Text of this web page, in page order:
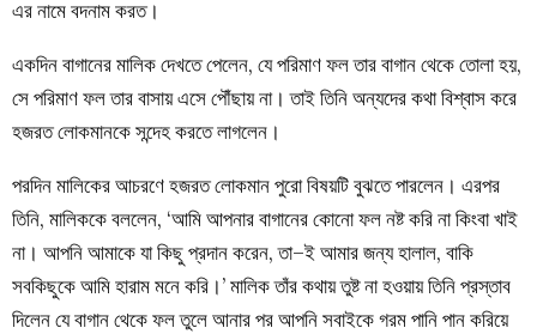
এর নামে বদনাম করত।
একদিন বাগানের মালিক দেখতে পেলেন, যে পরিমাণ ফল তার বাগান থেকে তোলা হয়,
সে পরিমাণ ফল তার বাসায় এসে পৌঁছায় না। তাই তিনি অন্যদের কথা বিশ্বাস করে
হজরত লোকমানকে সন্দেহ করতে লাগলেন।
পরদিন মালিকের আচরণে হজরত লোকমান পুরো বিষয়টি বুঝতে পারলেন। এরপর
তিনি, মালিককে বললেন, ‘আমি আপনার বাগানের কোনো ফল নষ্ট করি না কিংবা খাই
না। আপনি আমাকে যা কিছু প্রদান করেন, তা–ই আমার জন্য হালাল, বাকি
সবকিছুকে আমি হারাম মনে করি।’ মালিক তাঁর কথায় তুষ্ট না হওয়ায় তিনি প্রস্তাব
দিলেন যে বাগান থেকে ফল তুলে আনার পর আপনি সবাইকে গরম পানি পান করিয়ে